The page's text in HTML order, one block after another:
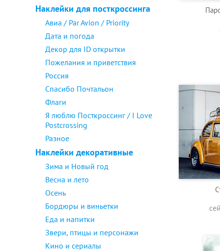
Наклейки для посткроссинга
Авиа / Par Avion / Priority
Дата и погода
Декор для ID открытки
Пожелания и приветствия
Россия
Спасибо Почтальон
Флаги
Я люблю Посткроссинг / I Love
Postcrossing
Разное
Наклейки декоративные
Зима и Новый год
Весна и лето
Осень
Бордюры и виньетки
Еда и напитки
Звери, птицы и персонажи
Кино и сериалы